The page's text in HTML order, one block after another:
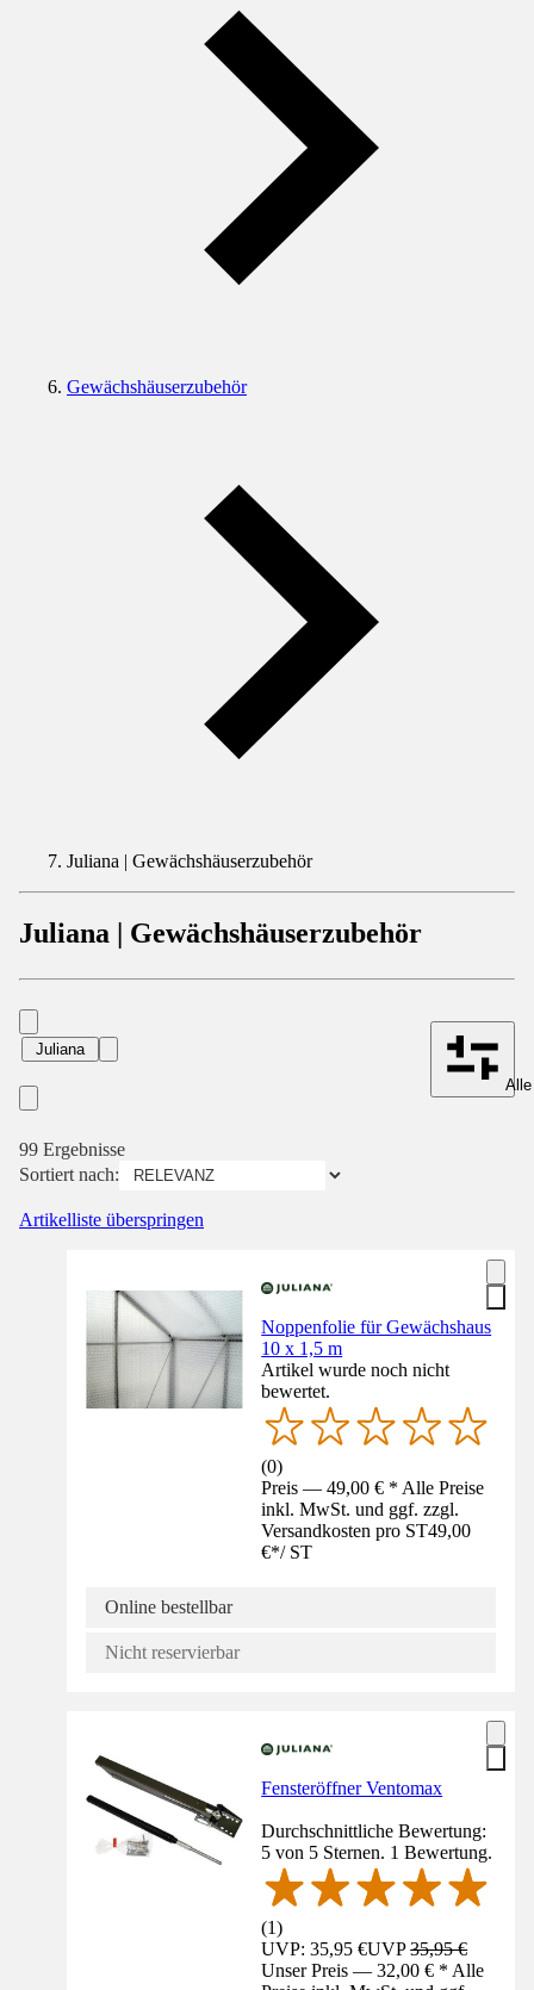
Gewächshäuserzubehör
Juliana | Gewächshäuserzubehör
Juliana | Gewächshäuserzubehör
Juliana
99 Ergebnisse
Sortiert nach:
Artikelliste überspringen
Noppenfolie für Gewächshaus
10 x 1,5 m
Artikel wurde noch nicht
bewertet.
(0)
Preis — 49,00 € * Alle Preise
inkl. MwSt. und ggf. zzgl.
Versandkosten pro ST49,00
€*/ ST
Online bestellbar
Nicht reservierbar
Fensteröffner Ventomax
Durchschnittliche Bewertung:
5 von 5 Sternen. 1 Bewertung.
(1)
UVP: 35,95 €UVP35,95 €
Unser Preis — 32,00 € * Alle